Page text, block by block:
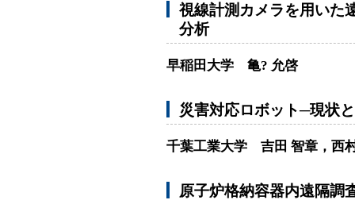
視線計測カメラを用いた
分析
早稲田大学 亀? 允啓
災害対応ロボット─現状
千葉工業大学 吉田 智章，西
原子炉格納容器内遠隔調